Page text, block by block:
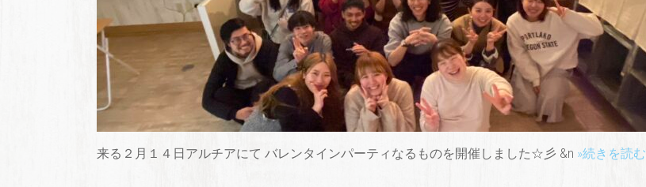
来る２月１４日アルチアにて バレンタインパーティなるものを開催しました☆彡 &n »続きを読む